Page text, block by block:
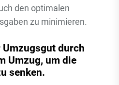
den optimalen
zu minimieren.
Umzugsgut durch
Umzug, um die
senken.